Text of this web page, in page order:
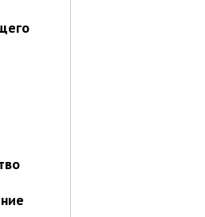
учёту и переселению
образования
ЖКК